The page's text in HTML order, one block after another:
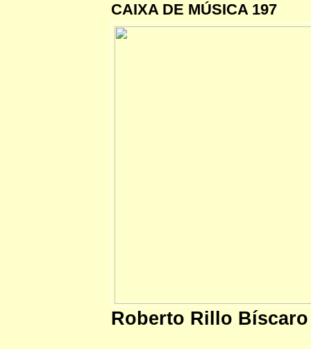
CAIXA DE MÚSICA 197
Roberto Rillo Bíscaro